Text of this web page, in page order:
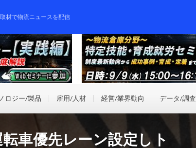
材で物流ニュースを配信
ロジー/製品 雇用/人材 経営/業界動向 データ/調査
車優先レーン設定しト